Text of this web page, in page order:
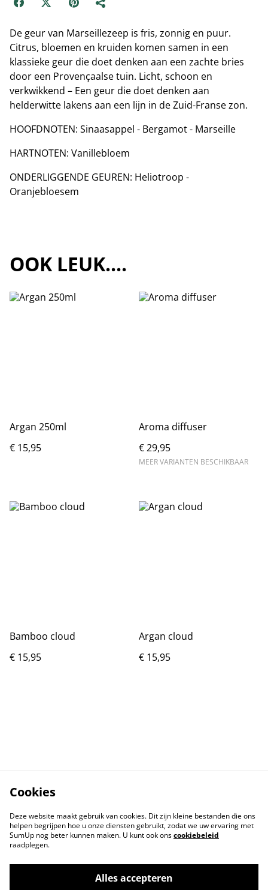
De geur van Marseillezeep is fris, zonnig en puur.
Citrus, bloemen en kruiden komen samen in een
klassieke geur die doet denken aan een zachte bries
door een Provençaalse tuin. Licht, schoon en
verkwikkend – Een geur die doet denken aan
helderwitte lakens aan een lijn in de Zuid-Franse zon.
HOOFDNOTEN: Sinaasappel - Bergamot - Marseille
HARTNOTEN: Vanillebloem
ONDERLIGGENDE GEUREN: Heliotroop -
Oranjebloesem
OOK LEUK....
Argan 250ml
€ 15,95
Aroma diffuser
€ 29,95
MEER VARIANTEN BESCHIKBAAR
Bamboo cloud
€ 15,95
Argan cloud
€ 15,95
Cookies
Deze website maakt gebruik van cookies. Dit zijn kleine bestanden die ons
helpen begrijpen hoe u onze diensten gebruikt, zodat we uw ervaring met
SumUp nog beter kunnen maken. U kunt ook onscookiebeleid
raadplegen.
Alles accepteren